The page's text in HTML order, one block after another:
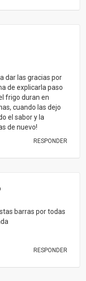
dar las gracias por
de explicarla paso
frigo duran en
cuando las dejo
el sabor y la
de nuevo!
RESPONDER
barras por todas
RESPONDER